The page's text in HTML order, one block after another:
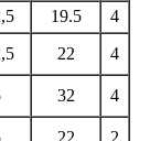
19.5
4
22
4
32
4
22 2